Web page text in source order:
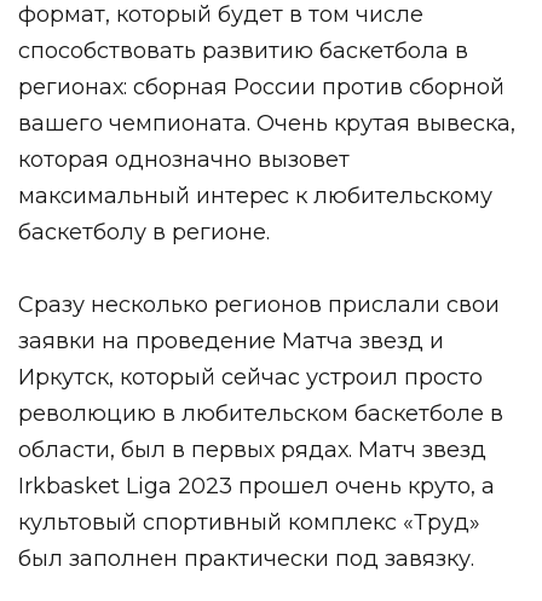
формат, который будет в том числе
способствовать развитию баскетбола в
регионах: сборная России против сборной
вашего чемпионата. Очень крутая вывеска,
которая однозначно вызовет
максимальный интерес к любительскому
баскетболу в регионе.
Сразу несколько регионов прислали свои
заявки на проведение Матча звезд и
Иркутск, который сейчас устроил просто
революцию в любительском баскетболе в
области, был в первых рядах. Матч звезд
Irkbasket Liga 2023 прошел очень круто, а
культовый спортивный комплекс «Труд»
был заполнен практически под завязку.